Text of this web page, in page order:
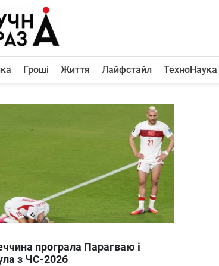
нас
Гроші Життя Лайфстайл ТехноНаука
програла Парагваю і
з ЧС-2026